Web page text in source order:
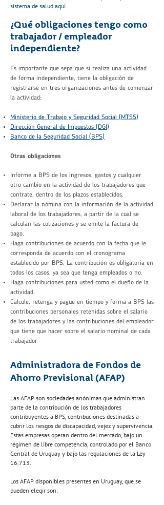
sistema de salud aquí.
¿Qué obligaciones tengo como
trabajador / empleador
independiente?
Es importante que sepa que si realiza una actividad
de forma independiente, tiene la obligación de
registrarse en tres organizaciones antes de comenzar
la actividad:
Ministerio de Trabajo y Seguridad Social (MTSS)
Dirección General de Impuestos (DGI)
Banco de la Seguridad Social (BPS)
Otras obligaciones
Informe a BPS de los ingresos, gastos y cualquier
otro cambio en la actividad de los trabajadores que
contrate, dentro de los plazos establecidos.
Declarar la nómina con la información de la actividad
laboral de los trabajadores, a partir de la cual se
calculan las cotizaciones y se emite la factura de
pago.
Haga contribuciones de acuerdo con la fecha que le
corresponda de acuerdo con el cronograma
establecido por BPS. La contribución es obligatoria en
todos los casos, ya sea que tenga empleados o no.
Haga contribuciones para usted como el dueño de la
actividad.
Calcule, retenga y pague en tiempo y forma a BPS las
contribuciones personales retenidas sobre el salario
de los trabajadores y las contribuciones del empleador
que tiene que hacer sobre el salario nominal de cada
trabajador
Administradora de Fondos de
Ahorro Previsional (AFAP)
Las AFAP son sociedades anónimas que administran
parte de la contribución de los trabajadores
contribuyentes a BPS, contribuciones destinadas a
cubrir los riesgos de discapacidad, vejez y supervivencia.
Estas empresas operan dentro del mercado, bajo un
régimen de libre competencia, controlado por el Banco
Central de Uruguay y bajo las regulaciones de la Ley
16.713.
Los AFAP disponibles presentes en Uruguay, que se
pueden elegir son: